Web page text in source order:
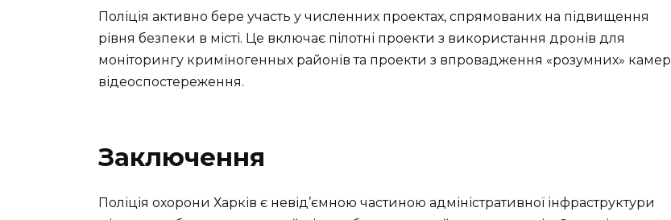
Поліція активно бере участь у численних проектах, спрямованих на підвищення
рівня безпеки в місті. Це включає пілотні проекти з використання дронів для
моніторингу криміногенных районів та проекти з впровадження «розумних» камер
відеоспостереження.
Заключення
Поліція охорони Харків є невід’ємною частиною адміністративної інфраструктури